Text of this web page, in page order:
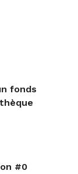
fonds
#0